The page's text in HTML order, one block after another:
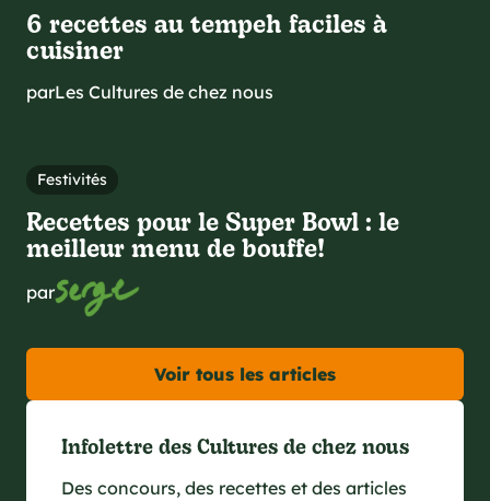
6 recettes au tempeh faciles à
cuisiner
parLes Cultures de chez nous
Festivités
Recettes pour le Super Bowl : le
meilleur menu de bouffe!
par
Voir tous les articles
Infolettre des Cultures de chez nous
Des concours, des recettes et des articles